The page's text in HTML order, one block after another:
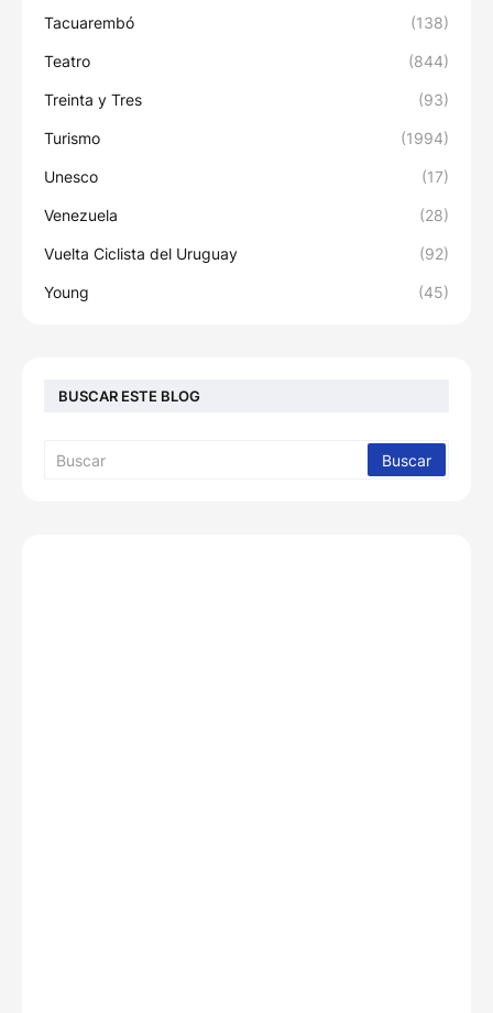
Tacuarembó (138)
Teatro (844)
Treinta y Tres (93)
Turismo (1994)
Unesco (17)
Venezuela (28)
Vuelta Ciclista del Uruguay (92)
Young (45)
BUSCAR ESTE BLOG